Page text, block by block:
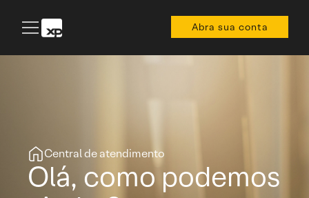
Abra sua conta
Central de atendimento
Olá, como podemos